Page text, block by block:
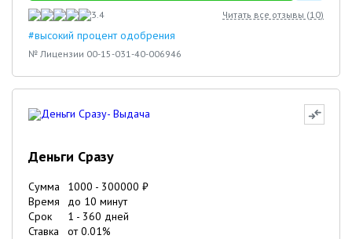
3.4 Читать все отзывы (10)
#высокий процент одобрения
№ Лицензии 00-15-031-40-006946
Деньги Сразу
Сумма 1000 - 300000 ₽
Время
до 10 минут
Срок
1 - 360 дней
Ставка
от0.01%